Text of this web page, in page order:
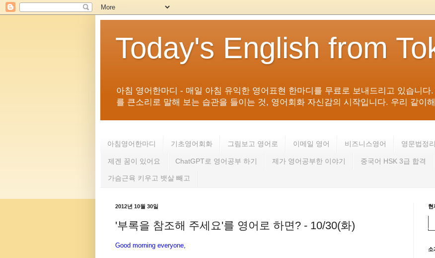
Today's English from
아침 영어한마디 - 매일 아침 유익한 영어표현 한마디를 무료로 보내드리고 있습니다
를 큰소리로 말해 보는 습관을 들이는 것, 영어회화 자신감의 시작입니다. 우리 같이
아침영어한마디 기초영어회화 그림보고 영어로 이메일 영어 비즈니스영어 영문법정리
제겐 꿈이 있어요 ChatGPT로 영어공부 하기 제가 영어공부한 이야기 중국어 HSK 3급 합격
가슴근육 키우고 뱃살 빼고
2012년 10월 30일
'부록을 참조해 주세요'를 영어로 하면? - 10/30(화)
Good morning everyone,
현
소